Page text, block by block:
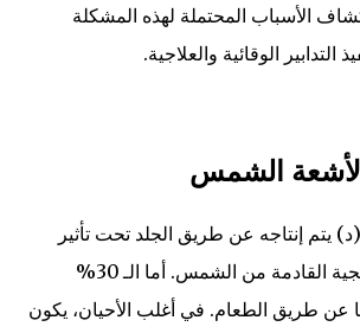
الأسباب المحتملة لهذه المشكلة
الوقائية والعلاجية.
الشمس
(د) يتم إنتاجه عن طريق الجلد تحت تأثير
الأشعة فوق البنفسجية القادمة من الشمس. أما الـ 30%
عن طريق الطعام. في أغلب الأحيان، يكون